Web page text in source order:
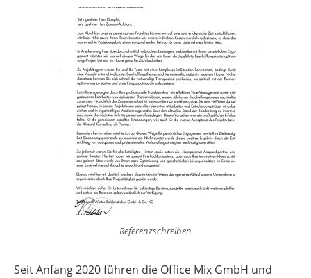
Referenzschreiben
Seit Anfang 2020 führen die Office Mix GmbH und